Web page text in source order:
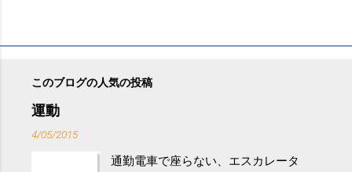
このブログの人気の投稿
運動
4/05/2015
通勤電車で座らない、エスカレータ